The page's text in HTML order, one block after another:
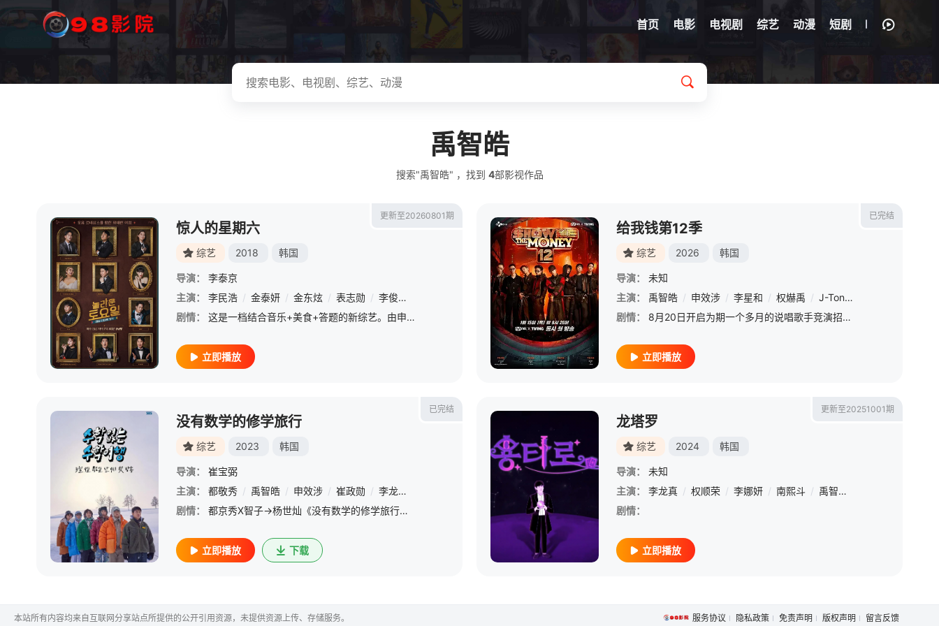
首页 电影 电视剧 综艺 动漫 短剧
禹智皓
搜索"禹智皓" ，找到 4部影视作品
更新至20260801期
惊人的星期六
综艺 2018 韩国
导演：
李泰京
主演：
李民浩 / 金泰妍 / 金东炫 / 表志勋 / 李俊永 / 李惠利 / 郑韩海 / 朴娜莱 / 金起范 / 文世允 / 崔杋圭 / 崔然竣 / 金玟莹 / 南侑廷
剧情：
这是一档结合音乐+美食+答题的新综艺。由申东烨、SHINee Key，李惠利、朴娜莱文世允、韩海担任固定成员。节目设定是一群人在市场听歌，音乐打断后猜下一句歌词，答对获得美食。
立即播放
已完结
给我钱第12季
综艺 2026 韩国
导演：
未知
主演：
禹智皓 / 申效涉 / 李星和 / 权爀禹 / J-Tong
剧情：
8月20日开启为期一个多月的说唱歌手竞演招募。 &amp;nbsp; &amp;nbsp; &amp;nbsp; &amp;nbsp; &amp;nbsp; &amp;nbsp; &amp;nbsp; &amp;nbsp; &amp;nbsp; &amp;nbsp; &amp;nbsp;
立即播放
已完结
没有数学的修学旅行
综艺 2023 韩国
导演：
崔宝弼
主演：
都敬秀 / 禹智皓 / 申效涉 / 崔政勋 / 李龙真
剧情：
都京秀X智子→杨世灿《没有数学的修学旅行》2023年3月播出 &amp;nbsp; &amp;nbsp; &amp;nbsp; &amp;nbsp; &amp;nbsp; &amp;nbsp; &amp;nbsp; &amp;nbsp; &amp;nbsp; &amp;nbsp;
立即播放 下载
更新至20251001期
龙塔罗
综艺 2024 韩国
导演：
未知
主演：
李龙真 / 权顺荣 / 李娜妍 / 南熙斗 / 禹智皓
剧情：
立即播放
服务协议 隐私政策 免责声明 版权声明 留言反馈
本站所有内容均来自互联网分享站点所提供的公开引用资源，未提供资源上传、存储服务。